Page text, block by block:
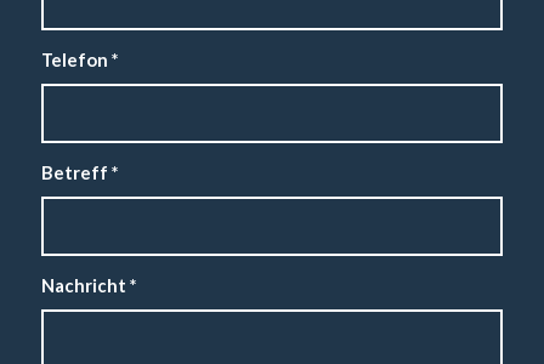
Telefon *
Betreff *
Nachricht *